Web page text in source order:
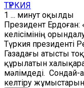
ТҮРКИЯ
1 ... минут оқылды
Президент Ердоған:
келісімінің
Түркия президенті
Газадағы атысты
құрылатын
мәлімдеді. Сондай-
келтіру